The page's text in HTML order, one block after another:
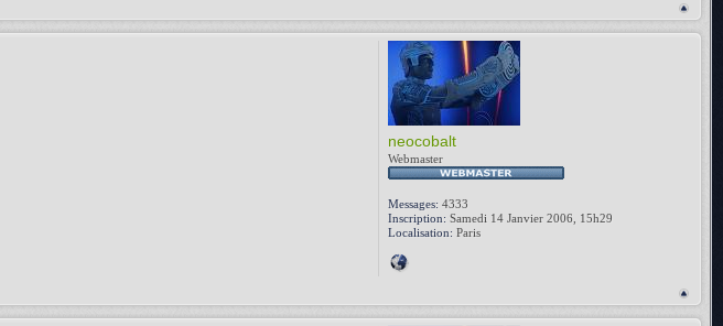
neocobalt
Webmaster
Messages: 4333
Inscription: Samedi 14 Janvier 2006, 15h29
Localisation: Paris